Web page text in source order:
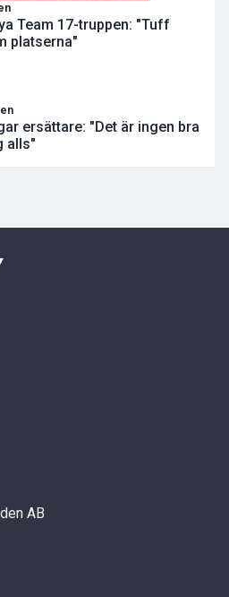
Team 17-truppen: "Tuff
platserna"
ersättare: "Det är ingen bra
alls"
AB